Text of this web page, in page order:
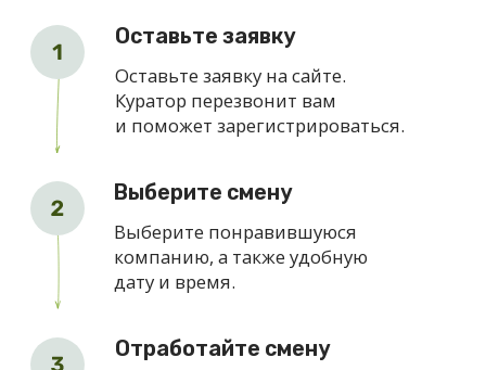
Карта для получения
можно легко оформить через
платформу ОВорк.
Гражданство РФ
Что нужно для работы
Статус самозанятого
Наши партнеры